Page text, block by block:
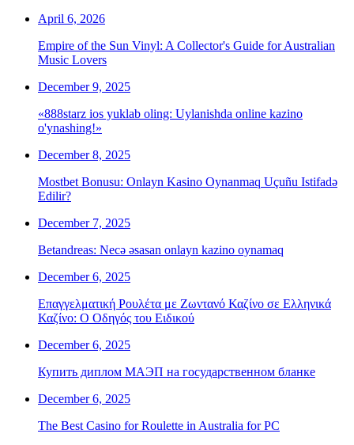
April 6, 2026
Empire of the Sun Vinyl: A Collector's Guide for Australian
Music Lovers
December 9, 2025
«888starz ios yuklab oling: Uylanishda online kazino
o'ynashing!»
December 8, 2025
Mostbet Bonusu: Onlayn Kasino Oynanmaq Uçuñu Istifadə
Edilir?
December 7, 2025
Betandreas: Necə əsasan onlayn kazino oynamaq
December 6, 2025
Επαγγελματική Ρουλέτα με Ζωντανό Καζίνο σε Ελληνικά
Καζίνο: Ο Οδηγός του Ειδικού
December 6, 2025
Купить диплом МАЭП на государственном бланке
December 6, 2025
The Best Casino for Roulette in Australia for PC